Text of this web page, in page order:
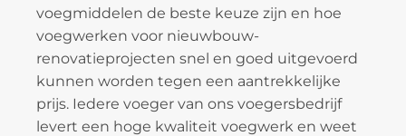
voegmiddelen de beste keuze zijn en hoe
voegwerken voor nieuwbouw-
renovatieprojecten snel en goed uitgevoerd
kunnen worden tegen een aantrekkelijke
prijs. Iedere voeger van ons voegersbedrijf
levert een hoge kwaliteit voegwerk en weet